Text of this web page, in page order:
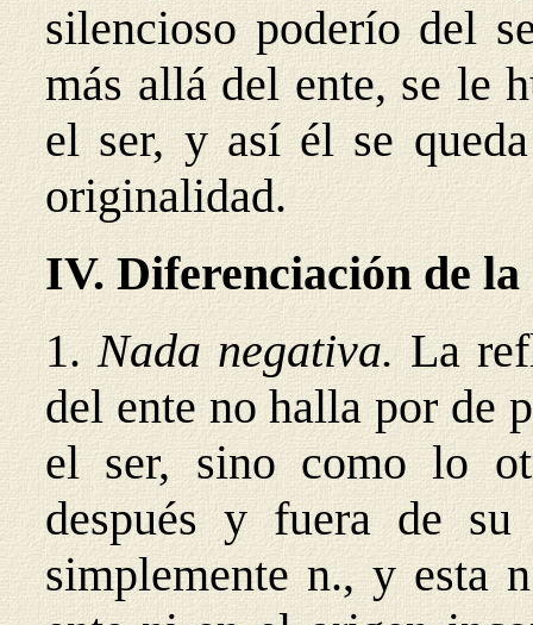
silencioso poderío del
más allá del ente, se le
el ser, y así él se
originalidad.
IV. Diferenciación de la
1.Nada negativa.La
del ente no halla por de
el ser, sino como lo
después y fuera de
simplemente n., y esta